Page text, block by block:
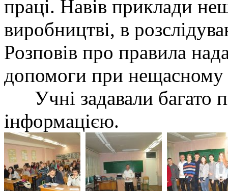
праці. Навів приклади
виробництві, в
Розповів про правила
допомоги при нещасному
Учні задавали багато
інформацією.